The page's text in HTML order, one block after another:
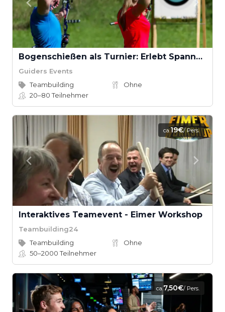
Bogenschießen als Turnier: Erlebt Spannung und Fokus
Guiders Events
Teambuilding
Ohne
20–80Teilnehmer
ca.19€/ Pers.
Interaktives Teamevent - Eimer Workshop
Teambuilding24
Teambuilding
Ohne
50–2000Teilnehmer
ca.7,50€/ Pers.